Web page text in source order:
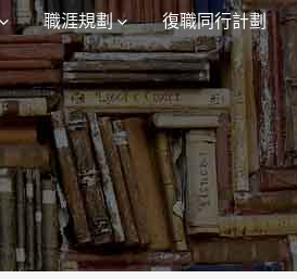
職涯規劃 復職同行計劃